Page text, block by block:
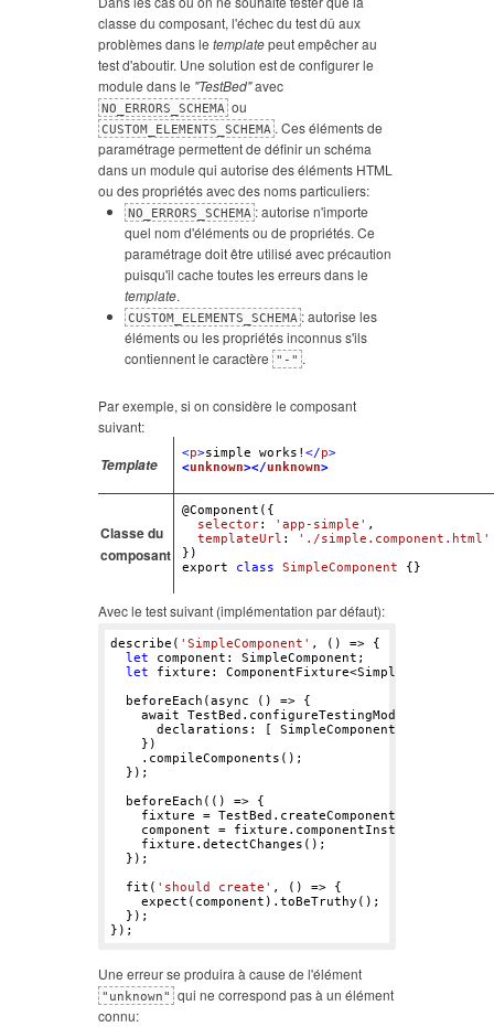
classe du composant, l'échec du test dû aux
problèmes dans le templatepeut empêcher au
test d'aboutir. Une solution est de configurer le
module dans le "TestBed"avec
NO_ERRORS_SCHEMA ou
CUSTOM_ELEMENTS_SCHEMA . Ces éléments de
paramétrage permettent de définir un schéma
dans un module qui autorise des éléments HTML
ou des propriétés avec des noms particuliers:
NO_ERRORS_SCHEMA : autorise n'importe
quel nom d'éléments ou de propriétés. Ce
paramétrage doit être utilisé avec précaution
puisqu'il cache toutes les erreurs dans le
template.
CUSTOM_ELEMENTS_SCHEMA : autorise les
éléments ou les propriétés inconnus s'ils
contiennent le caractère
"-" .
Par exemple, si on considère le composant
suivant:
Template
<p>simple works!</p>
<unknown></unknown>
Classe du
composant
@Component ({
selector: 'app-simple' ,
templateUrl :
'./simple.component.html'
export
class SimpleComponent {}
Avec le test suivant (implémentation par défaut):
describe( 'SimpleComponent' , () => {
let component: SimpleComponent;
let fixture: ComponentFixture<SimpleComponent>;
  beforeEach(async () => {
    await TestBed.configureTestingModule({
      declarations: [ SimpleComponent ]
    })
    .compileComponents();
  });
  beforeEach(() => {
fixture =
    component = fixture.componentInstance;
    fixture.detectChanges();
  });
  fit(
'should create' , () => {
    expect(component).toBeTruthy();
  });
Une erreur se produira à cause de l'élément
"unknown" qui ne correspond pas à un élément
connu: